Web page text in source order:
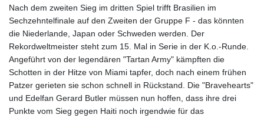
Nach dem zweiten Sieg im dritten Spiel trifft Brasilien im
Sechzehntelfinale auf den Zweiten der Gruppe F - das könnten
die Niederlande, Japan oder Schweden werden. Der
Rekordweltmeister steht zum 15. Mal in Serie in der K.o.-Runde.
Angeführt von der legendären "Tartan Army" kämpften die
Schotten in der Hitze von Miami tapfer, doch nach einem frühen
Patzer gerieten sie schon schnell in Rückstand. Die "Bravehearts"
und Edelfan Gerard Butler müssen nun hoffen, dass ihre drei
Punkte vom Sieg gegen Haiti noch irgendwie für das